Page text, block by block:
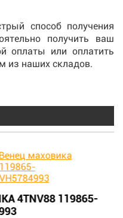
способ получения
получить ваш
оплаты или оплатить
из наших складов.
119865-